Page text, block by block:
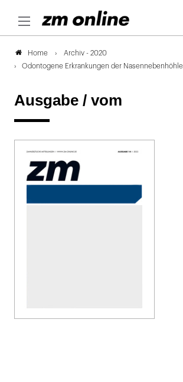
Home
Archiv - 2020
Odontogene Erkrankungen der Nasennebenhöhle
Ausgabe / vom